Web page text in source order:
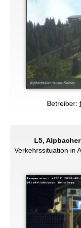
Betreiber:
L5,
Verkehrssituation in